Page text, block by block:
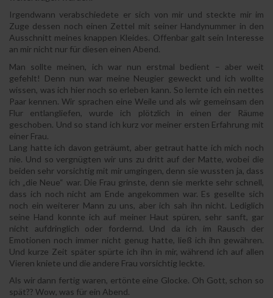
Irgendwann verabschiedete er sich von mir und steckte mir im
Zuge dessen noch einen Zettel mit seiner Handynummer in den
Ausschnitt meines knappen Kleides. Offenbar galt sein Interesse
an mir nicht nur für diesen einen Abend.
Man sollte meinen, ich war nun erstmal bedient – aber weit
gefehlt! Denn nun war meine Neugier geweckt und ich wollte
wissen, was ich hier noch so erleben kann. So lernte ich ein nettes
Paar kennen. Wir sprachen eine Weile und als wir gemeinsam den
Flur entlangliefen, wurde ich plötzlich in einen der Räume
geschoben. Und so stand ich kurz vor meiner ersten Erfahrung mit
einer Frau.
Lang hatte ich davon geträumt, aber getraut hatte ich mich noch
nie. Und so vergnügten wir uns zu dritt auf der Matte, wobei die
beiden sehr vorsichtig mit mir umgingen, denn sie wussten ja, dass
ich „die Neue“ war. Die Frau grinste, denn sie merkte sehr schnell,
dass ich noch nicht am Ende angekommen war. Es gesellte sich
noch ein weiterer Mann zu uns, aber ich sah ihn nicht. Lediglich
seine Hand konnte ich auf meiner Haut spüren, sehr sanft, gar
nicht aufdringlich oder fordernd. Und da ich im Rausch der
Emotionen noch immer nicht genug hatte, ließ ich ihn gewähren.
Und kurze Zeit später spürte ich ihn in mir, während ich auf allen
Vieren kniete und die andere Frau vorsichtig leckte.
Als wir dann fertig waren, ertönte eine Glocke. Oh Gott, schon so
spät?? Wow, was für ein Abend.